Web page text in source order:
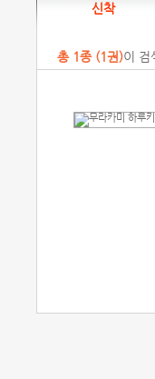
신착
총 1종 (1권)이 검